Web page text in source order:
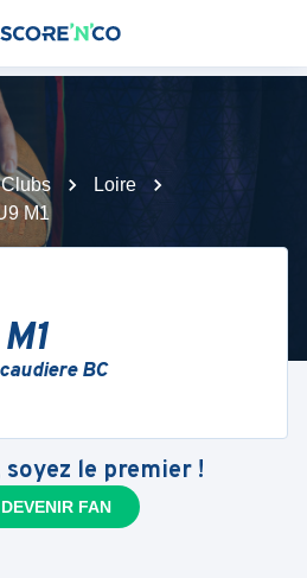
Clubs
Loire
M1
BC
le premier !
DEVENIR FAN